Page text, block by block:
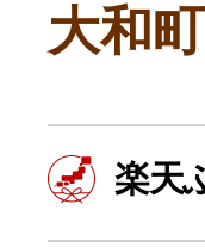
大和
楽天